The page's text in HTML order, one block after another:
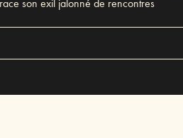
son exil jalonné de rencontres